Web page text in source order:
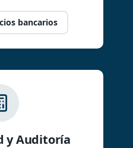
bancarios
y Auditoría